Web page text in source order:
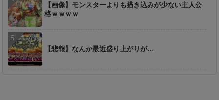
【画像】モンスターよりも描き込みが少ない主人公
格ｗｗｗｗ
【悲報】なんか最近盛り上がりが…